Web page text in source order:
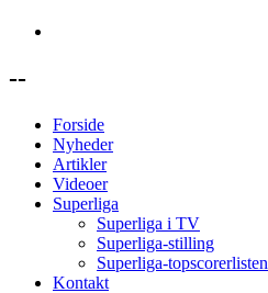
--
Forside
Nyheder
Artikler
Videoer
Superliga
Superliga i TV
Superliga-stilling
Superliga-topscorerlisten
Kontakt